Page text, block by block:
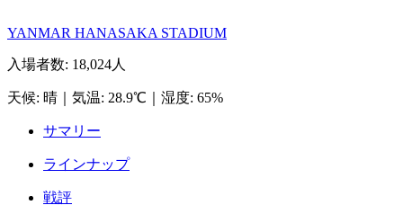
YANMAR HANASAKA STADIUM
入場者数: 18,024人
天候: 晴 気温: 28.9℃ 湿度: 65%
サマリー
ラインナップ
戦評